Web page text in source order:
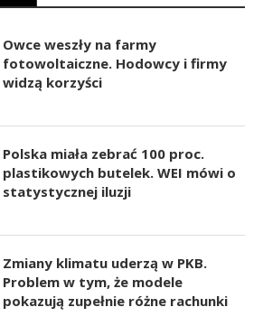
Owce weszły na farmy
fotowoltaiczne. Hodowcy i firmy
widzą korzyści
Polska miała zebrać 100 proc.
plastikowych butelek. WEI mówi o
statystycznej iluzji
Zmiany klimatu uderzą w PKB.
Problem w tym, że modele
pokazują zupełnie różne rachunki